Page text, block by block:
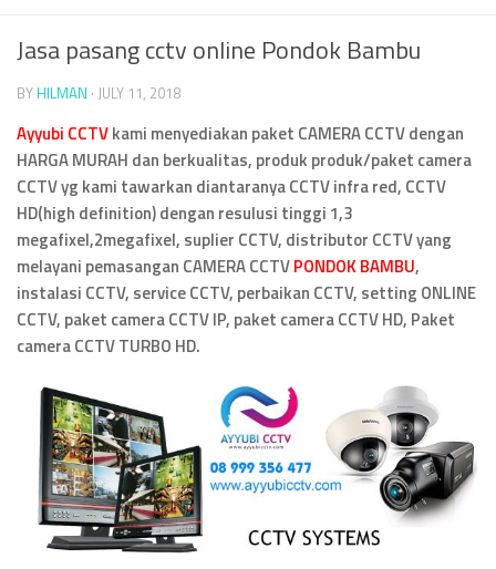
Jasa pasang cctv online Pondok Bambu
BY HILMAN · JULY 11, 2018
Ayyubi CCTVkami menyediakan paket CAMERA CCTV dengan
HARGA MURAH dan berkualitas, produk produk/paket camera
CCTV yg kami tawarkan diantaranya CCTV infra red, CCTV
HD(high definition) dengan resulusi tinggi 1,3
megafixel,2megafixel, suplier CCTV, distributor CCTV yang
melayani pemasangan CAMERA CCTVPONDOK BAMBU,
instalasi CCTV, service CCTV, perbaikan CCTV, setting ONLINE
CCTV, paket camera CCTV IP, paket camera CCTV HD, Paket
camera CCTV TURBO HD.